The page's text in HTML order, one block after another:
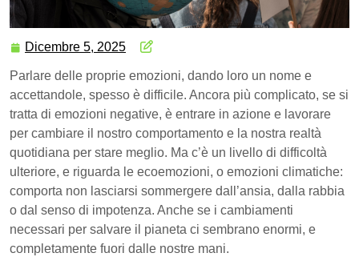
Dicembre 5, 2025
Parlare delle proprie emozioni, dando loro un nome e
accettandole, spesso è difficile. Ancora più complicato, se si
tratta di emozioni negative, è entrare in azione e lavorare
per cambiare il nostro comportamento e la nostra realtà
quotidiana per stare meglio. Ma c’è un livello di difficoltà
ulteriore, e riguarda le ecoemozioni, o emozioni climatiche:
comporta non lasciarsi sommergere dall’ansia, dalla rabbia
o dal senso di impotenza. Anche se i cambiamenti
necessari per salvare il pianeta ci sembrano enormi, e
completamente fuori dalle nostre mani.